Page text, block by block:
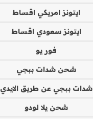
ايتونز امريكي اقساط
ايتونز سعودي اقساط
فور يو
شحن شدات ببجي
شدات ببجي عن طريق الايدي
شحن يلا لودو